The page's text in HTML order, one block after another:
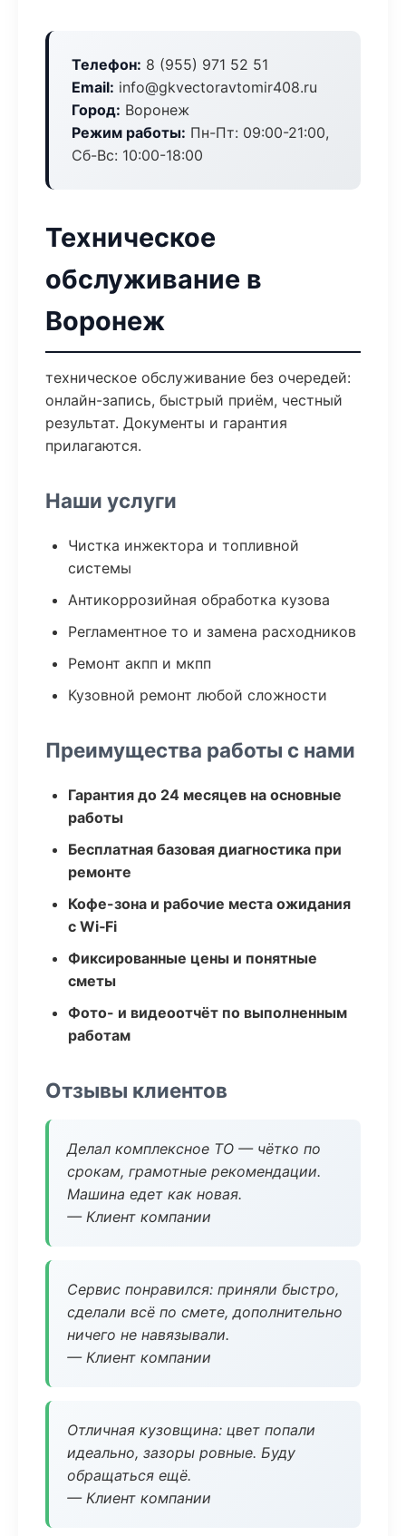
Телефон: 8 (955) 971 52 51
Email: info@gkvectoravtomir408.ru
Город: Воронеж
Режим работы: Пн-Пт: 09:00-21:00,
Сб-Вс: 10:00-18:00
Техническое
обслуживание в
Воронеж
техническое обслуживание без очередей:
онлайн-запись, быстрый приём, честный
результат. Документы и гарантия
прилагаются.
Наши услуги
Чистка инжектора и топливной
системы
Антикоррозийная обработка кузова
Регламентное то и замена расходников
Ремонт акпп и мкпп
Кузовной ремонт любой сложности
Преимущества работы с нами
Гарантия до 24 месяцев на основные
работы
Бесплатная базовая диагностика при
ремонте
Кофе-зона и рабочие места ожидания
с Wi‑Fi
Фиксированные цены и понятные
сметы
Фото- и видеоотчёт по выполненным
работам
Отзывы клиентов
Делал комплексное ТО — чётко по
срокам, грамотные рекомендации.
Машина едет как новая.
— Клиент компании
Сервис понравился: приняли быстро,
сделали всё по смете, дополнительно
ничего не навязывали.
— Клиент компании
Отличная кузовщина: цвет попали
идеально, зазоры ровные. Буду
обращаться ещё.
— Клиент компании